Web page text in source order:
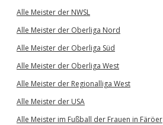
Alle Meister der NWSL
Alle Meister der Oberliga Nord
Alle Meister der Oberliga Süd
Alle Meister der Oberliga West
Alle Meister der Regionalliga West
Alle Meister der USA
Alle Meister im Fußball der Frauen in Färöer